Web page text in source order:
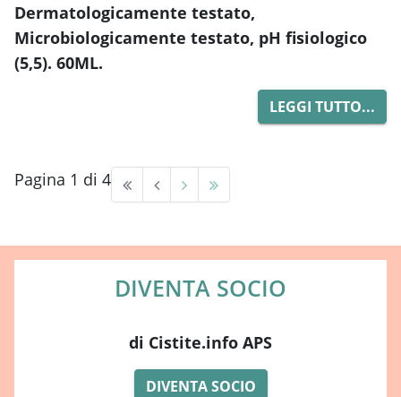
Dermatologicamente testato,
Microbiologicamente testato, pH fisiologico
(5,5). 60ML.
LEGGI TUTTO...
Pagina 1 di 4
DIVENTA SOCIO
di Cistite.info APS
DIVENTA SOCIO